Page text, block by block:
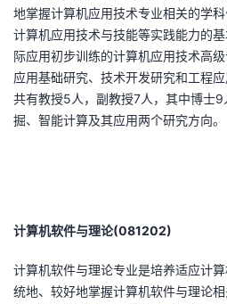
发
者
我
客
论
坛
的
圈
我
的
我
地掌握计算机应用技术专业相关的学
计算机应用技术与技能等实践能力的
际应用初步训练的计算机应用技术高
应用基础研究、技术开发研究和工程
共有教授5人，副教授7人，其中博士
掘、智能计算及其应用两个研究方向。
计算机软件与理论(081202)
计算机软件与理论专业是培养适应计
统地、较好地掌握计算机软件与理论